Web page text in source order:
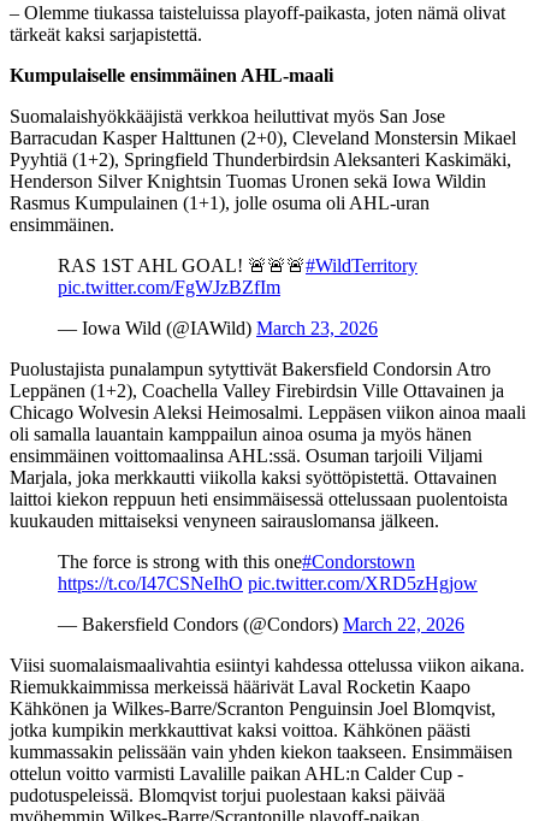
– Olemme tiukassa taisteluissa playoff-paikasta, joten nämä olivat
tärkeät kaksi sarjapistettä.
Kumpulaiselle ensimmäinen AHL-maali
Suomalaishyökkääjistä verkkoa heiluttivat myös San Jose
Barracudan Kasper Halttunen (2+0), Cleveland Monstersin Mikael
Pyyhtiä (1+2), Springfield Thunderbirdsin Aleksanteri Kaskimäki,
Henderson Silver Knightsin Tuomas Uronen sekä Iowa Wildin
Rasmus Kumpulainen (1+1), jolle osuma oli AHL-uran
ensimmäinen.
RAS 1ST AHL GOAL! 🚨🚨🚨#WildTerritory
pic.twitter.com/FgWJzBZfIm
— Iowa Wild (@IAWild) March 23, 2026
Puolustajista punalampun sytyttivät Bakersfield Condorsin Atro
Leppänen (1+2), Coachella Valley Firebirdsin Ville Ottavainen ja
Chicago Wolvesin Aleksi Heimosalmi. Leppäsen viikon ainoa maali
oli samalla lauantain kamppailun ainoa osuma ja myös hänen
ensimmäinen voittomaalinsa AHL:ssä. Osuman tarjoili Viljami
Marjala, joka merkkautti viikolla kaksi syöttöpistettä. Ottavainen
laittoi kiekon reppuun heti ensimmäisessä ottelussaan puolentoista
kuukauden mittaiseksi venyneen sairauslomansa jälkeen.
The force is strong with this one#Condorstown
https://t.co/I47CSNeIhO pic.twitter.com/XRD5zHgjow
— Bakersfield Condors (@Condors) March 22, 2026
Viisi suomalaismaalivahtia esiintyi kahdessa ottelussa viikon aikana.
Riemukkaimmissa merkeissä häärivät Laval Rocketin Kaapo
Kähkönen ja Wilkes-Barre/Scranton Penguinsin Joel Blomqvist,
jotka kumpikin merkkauttivat kaksi voittoa. Kähkönen päästi
kummassakin pelissään vain yhden kiekon taakseen. Ensimmäisen
ottelun voitto varmisti Lavalille paikan AHL:n Calder Cup -
pudotuspeleissä. Blomqvist torjui puolestaan kaksi päivää
myöhemmin Wilkes-Barre/Scrantonille playoff-paikan.